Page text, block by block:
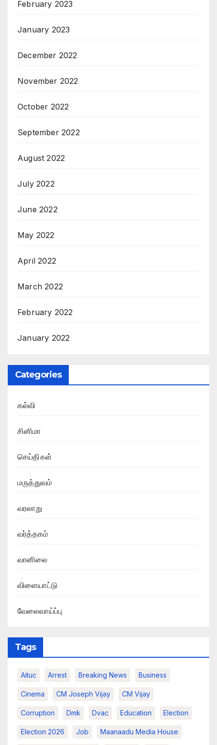
February 2023
January 2023
December 2022
November 2022
October 2022
September 2022
August 2022
July 2022
June 2022
May 2022
April 2022
March 2022
February 2022
January 2022
Categories
கல்வி
சினிமா
செய்திகள்
மருத்துவம்
வரலாறு
வர்த்தகம்
வானிலை
விளையாட்டு
வேலைவாய்ப்பு
Tags
Aituc Arrest Breaking News​ Business
Cinema CM Joseph Vijay CM Vijay
Corruption Dmk Dvac Education Election
Election 2026 Job Maanaadu Media House